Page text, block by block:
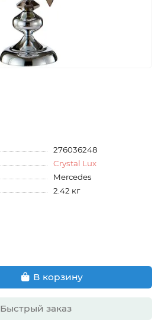
276036248
Crystal Lux
Mercedes
2.42 кг
В корзину
Быстрый заказ